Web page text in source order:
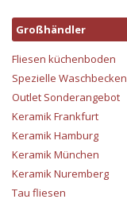
Großhändler
Fliesen küchenboden
Spezielle Waschbecken
Outlet Sonderangebot
Keramik Frankfurt
Keramik Hamburg
Keramik München
Keramik Nuremberg
Tau fliesen